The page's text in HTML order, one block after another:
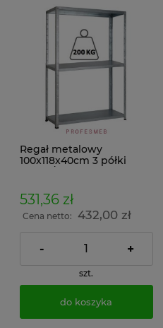
Regał metalowy
100x118x40cm 3 półki
dokumenty w archiwum i
do magazynu
531,36 zł
Cena netto: 432,00 zł
- +
szt.
do koszyka